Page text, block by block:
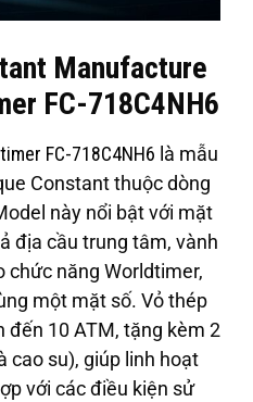
Manufacture
FC-718C4NH6
FC-718C4NH6 là mẫu
Constant thuộc dòng
này nổi bật với mặt
địa cầu trung tâm, vành
chức năng Worldtimer,
một mặt số. Vỏ thép
đến 10 ATM, tặng kèm 2
cao su), giúp linh hoạt
với các điều kiện sử